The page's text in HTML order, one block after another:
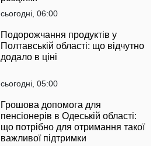
сьогодні, 06:00
Подорожчання продуктів у
Полтавській області: що відчутно
додало в ціні
сьогодні, 05:00
Грошова допомога для
пенсіонерів в Одеській області:
що потрібно для отримання такої
важливої підтримки